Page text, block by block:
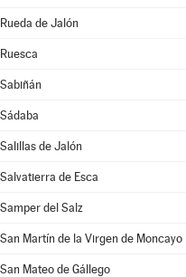
Rueda de Jalón
Ruesca
Sabiñán
Sádaba
Salillas de Jalón
Salvatierra de Esca
Samper del Salz
San Martín de la Virgen de Moncayo
San Mateo de Gállego